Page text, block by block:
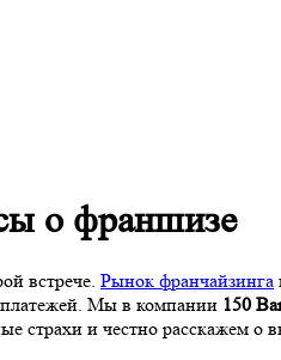
о франшизе
встрече. Рынок франчайзинга
платежей. Мы в компании 150
страхи и честно расскажем о